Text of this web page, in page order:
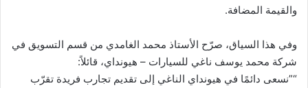
والقيمة المضافة.
وفي هذا السياق، صرّح الأستاذ محمد الغامدي من قسم التسويق في
شركة محمد يوسف ناغي للسيارات – هيونداي، قائلاً:
“”نسعى دائمًا في هيونداي الناغي إلى تقديم تجارب فريدة تقرّب